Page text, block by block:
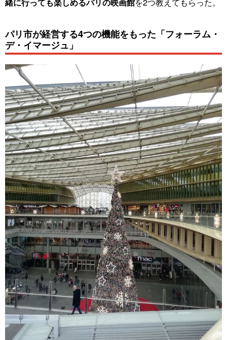
パリ市が経営する4つの機能をもった「フォーラム・
デ・イマージュ」